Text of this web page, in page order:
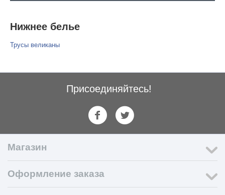
Нижнее белье
Трусы великаны
Присоединяйтесь!
Магазин
Оформление заказа